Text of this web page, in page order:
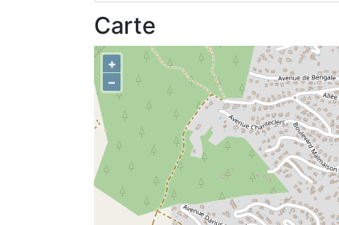
Carte
+
–